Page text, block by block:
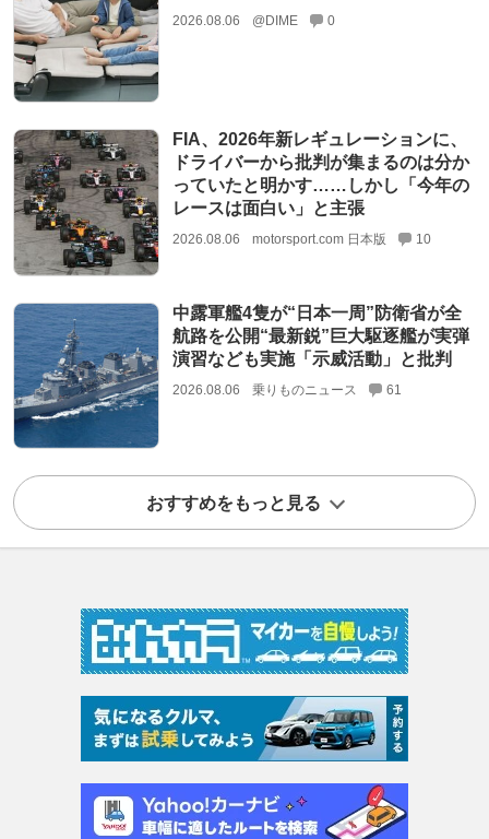
2026.08.06 @DIME 0
FIA、2026年新レギュレーションに、
ドライバーから批判が集まるのは分か
っていたと明かす……しかし「今年の
レースは面白い」と主張
2026.08.06 motorsport.com 日本版 10
中露軍艦4隻が“日本一周”防衛省が全
航路を公開“最新鋭”巨大駆逐艦が実弾
演習なども実施「示威活動」と批判
2026.08.06 乗りものニュース 61
おすすめをもっと見る